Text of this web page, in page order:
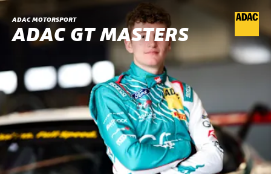
ADAC MOTORSPORT
ADAC GT MASTERS